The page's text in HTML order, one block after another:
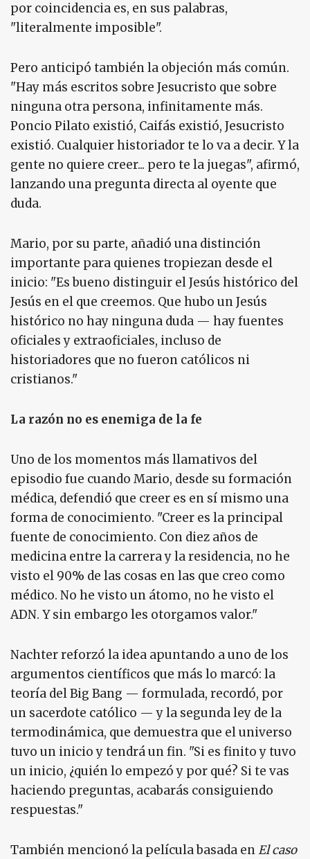
por coincidencia es, en sus palabras,
"literalmente imposible".
Pero anticipó también la objeción más común.
"Hay más escritos sobre Jesucristo que sobre
ninguna otra persona, infinitamente más.
Poncio Pilato existió, Caifás existió, Jesucristo
existió. Cualquier historiador te lo va a decir. Y la
gente no quiere creer... pero te la juegas", afirmó,
lanzando una pregunta directa al oyente que
duda.
Mario, por su parte, añadió una distinción
importante para quienes tropiezan desde el
inicio: "Es bueno distinguir el Jesús histórico del
Jesús en el que creemos. Que hubo un Jesús
histórico no hay ninguna duda — hay fuentes
oficiales y extraoficiales, incluso de
historiadores que no fueron católicos ni
cristianos."
La razón no es enemiga de la fe
Uno de los momentos más llamativos del
episodio fue cuando Mario, desde su formación
médica, defendió que creer es en sí mismo una
forma de conocimiento. "Creer es la principal
fuente de conocimiento. Con diez años de
medicina entre la carrera y la residencia, no he
visto el 90% de las cosas en las que creo como
médico. No he visto un átomo, no he visto el
ADN. Y sin embargo les otorgamos valor."
Nachter reforzó la idea apuntando a uno de los
argumentos científicos que más lo marcó: la
teoría del Big Bang — formulada, recordó, por
un sacerdote católico — y la segunda ley de la
termodinámica, que demuestra que el universo
tuvo un inicio y tendrá un fin. "Si es finito y tuvo
un inicio, ¿quién lo empezó y por qué? Si te vas
haciendo preguntas, acabarás consiguiendo
respuestas."
También mencionó la película basada enEl caso